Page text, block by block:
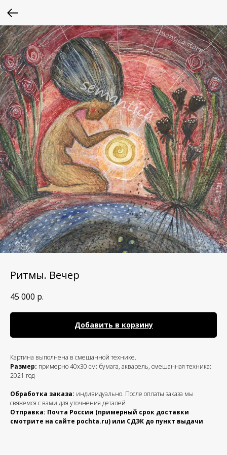
Ритмы. Вечер
45 000 р.
Добавить в корзину
Картина выполнена в смешанной технике.
Размер: примерно 40х30 см; бумага, акварель, смешанная техника;
2021 год
Обработка заказа: индивидуально. После оплаты заказа мы
свяжемся с вами для уточнения деталей
Отправка: Почта России (примерный срок доставки
смотрите на сайте pochta.ru) или СДЭК до пункт выдачи